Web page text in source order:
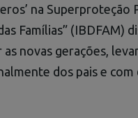
na Superproteção
Famílias” (IBDFAM)
novas gerações,
dos pais e com